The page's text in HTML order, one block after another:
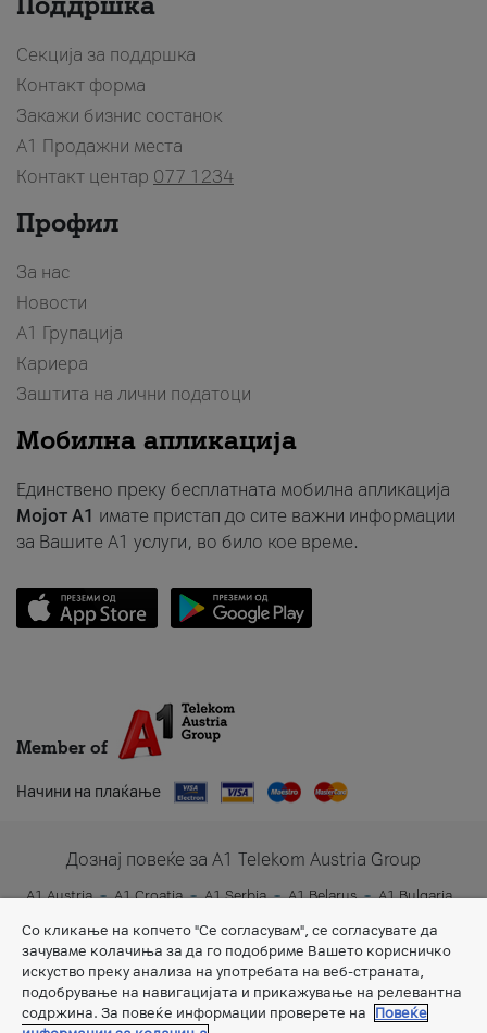
Секција за поддршка
Контакт форма
Закажи бизнис состанок
A1 Продажни места
Контакт центар 077 1234
Профил
За нас
Новости
А1 Групација
Кариера
Заштита на лични податоци
Мобилна апликација
Единствено преку бесплатната мобилна апликација
Мојот A1 имате пристап до сите важни информации
за Вашите A1 услуги, во било кое време.
Member of
Начини на плаќање
Дознај повеќе за A1 Telekom Austria Group
A1 Austria A1 Croatia A1 Serbia A1 Belarus
A1 Bulgaria
Со кликање на копчето "Се согласувам", се согласувате да
зачуваме колачиња за да го подобриме Вашето корисничко
искуство преку анализа на употребата на веб-страната,
подобрување на навигацијата и прикажување на релевантна
содржина. За повеќе информации проверете на
Повеќе